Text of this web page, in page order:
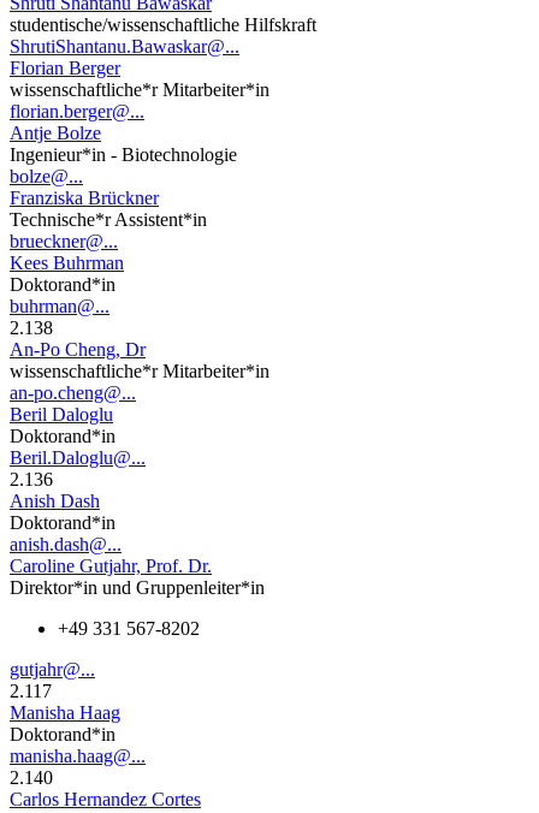
studentische/wissenschaftliche Hilfskraft
ShrutiShantanu.Bawaskar@...
Florian Berger
wissenschaftliche*r Mitarbeiter*in
florian.berger@...
Antje Bolze
Ingenieur*in - Biotechnologie
bolze@...
Franziska Brückner
Technische*r Assistent*in
brueckner@...
Kees Buhrman
Doktorand*in
buhrman@...
2.138
An-Po Cheng, Dr
wissenschaftliche*r Mitarbeiter*in
an-po.cheng@...
Beril Daloglu
Doktorand*in
Beril.Daloglu@...
2.136
Anish Dash
Doktorand*in
anish.dash@...
Caroline Gutjahr, Prof. Dr.
Direktor*in und Gruppenleiter*in
+49 331 567-8202
gutjahr@...
2.117
Manisha Haag
Doktorand*in
manisha.haag@...
2.140
Carlos Hernandez Cortes